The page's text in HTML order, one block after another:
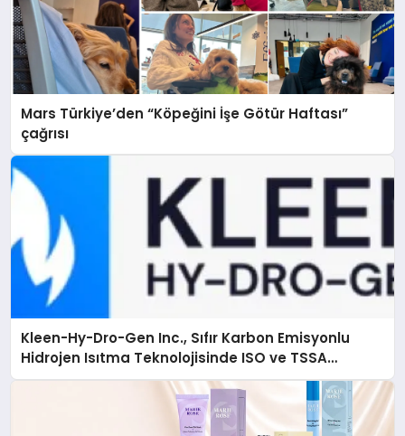
Mars Türkiye’den “Köpeğini İşe Götür Haftası”
çağrısı
Kleen-Hy-Dro-Gen Inc., Sıfır Karbon Emisyonlu
Hidrojen Isıtma Teknolojisinde ISO ve TSSA
Düzenleyici Onaylarını Aldı